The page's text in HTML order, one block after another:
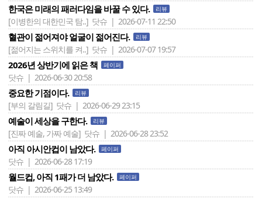
한국은 미래의 패러다임을 바꿀 수 있다. 리뷰
[이병한의 대한민국 탐..] 닷슈 | 2026-07-11 22:50
혈관이 젊어져야 얼굴이 젊어진다. 리뷰
[젊어지는 스위치를 켜..] 닷슈 | 2026-07-07 19:57
2026년 상반기에 읽은 책 페이퍼
닷슈 | 2026-06-30 20:58
중요한 기점이다. 리뷰
[부의 갈림길] 닷슈 | 2026-06-29 23:15
예술이 세상을 구한다. 리뷰
[진짜 예술, 가짜 예술] 닷슈 | 2026-06-28 23:52
아직 아시안컵이 남았다. 페이퍼
닷슈 | 2026-06-28 17:19
월드컵, 아직 1패가 더 남았다. 페이퍼
닷슈 | 2026-06-25 13:49